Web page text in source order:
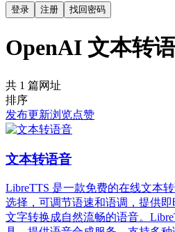
登录 注册 找回密码
OpenAI 文本转
共 1 篇网址
排序
发布更新浏览点赞
文本转语音
LibreTTS 是一款免费的在线文本
选择，可调节语速和语调，提供
文字转换成自然流畅的语音。